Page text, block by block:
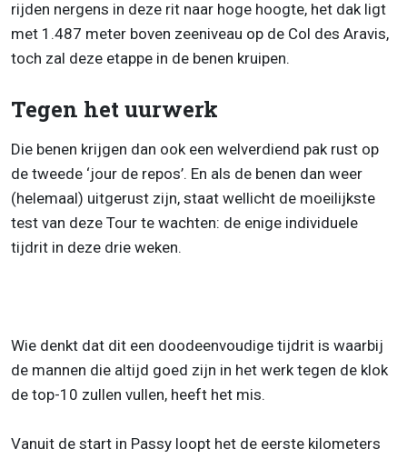
rijden nergens in deze rit naar hoge hoogte, het dak ligt
met 1.487 meter boven zeeniveau op de Col des Aravis,
toch zal deze etappe in de benen kruipen.
Tegen het uurwerk
Die benen krijgen dan ook een welverdiend pak rust op
de tweede ‘jour de repos’. En als de benen dan weer
(helemaal) uitgerust zijn, staat wellicht de moeilijkste
test van deze Tour te wachten: de enige individuele
tijdrit in deze drie weken.
Wie denkt dat dit een doodeenvoudige tijdrit is waarbij
de mannen die altijd goed zijn in het werk tegen de klok
de top-10 zullen vullen, heeft het mis.
Vanuit de start in Passy loopt het de eerste kilometers